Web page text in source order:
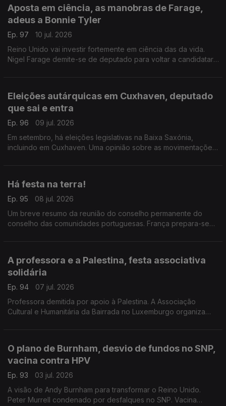
Aposta em ciência, as manobras de Farage,
adeus a Bonnie Tyler
Ep. 97
10 jul. 2026
Reino Unido vai investir fortemente em ciência das da vida.
Nigel Farage demite-se de deputado para voltar a candidatar-
Eleições autárquicas em Cuxhaven, deputado
que sai e entra
Ep. 96
09 jul. 2026
Em setembro, há eleições legislativas na Baixa Saxónia,
incluindo em Cuxhaven. Uma opinião sobre as movimentações
Há festa na terra!
Ep. 95
08 jul. 2026
Um breve resumo da reunião do conselho permanente do
conselho das comunidades portuguesas. França prepara-se
A professora e a Palestina, festa associativa
solidária
Ep. 94
07 jul. 2026
Professora demitida por apoio à Palestina. A Associação
Cultural e Humanitária da Bairrada no Luxemburgo organiza
O plano de Burnham, desvio de fundos no SNP,
vacina contra HPV
Ep. 93
03 jul. 2026
A visão de Andy Burnham para transformar o Reino Unido.
Peter Murrell condenado por desfalques no SNP. Vacina